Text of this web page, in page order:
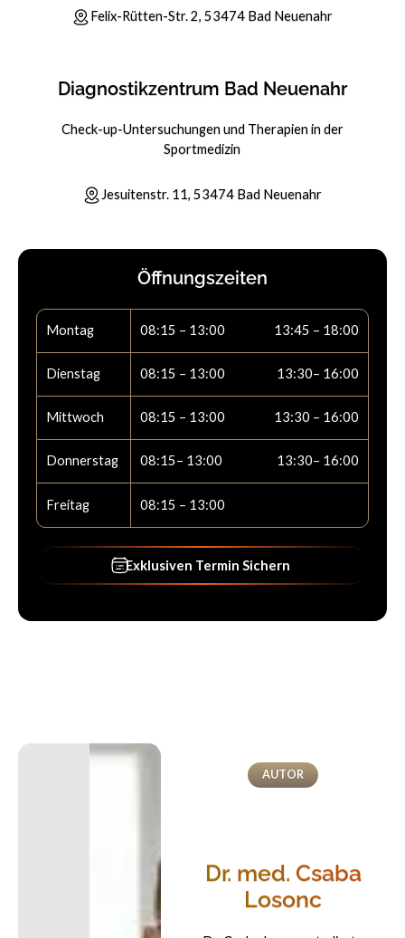
Felix-Rütten-Str. 2, 53474 Bad Neuenahr
Diagnostikzentrum Bad Neuenahr
Check-up-Untersuchungen und Therapien in der
Sportmedizin
Jesuitenstr. 11, 53474 Bad Neuenahr
Öffnungszeiten
Montag
Dienstag
Mittwoch
Donnerstag
Freitag
08:15 – 13:00 13:45 – 18:00
08:15 – 13:00 13:30– 16:00
08:15 – 13:00 13:30 – 16:00
08:15– 13:00 13:30– 16:00
08:15 – 13:00
Exklusiven Termin Sichern
AUTOR
Dr. med. Csaba
Losonc